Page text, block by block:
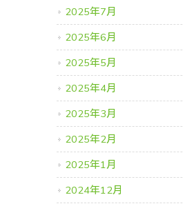
2025年7月
2025年6月
2025年5月
2025年4月
2025年3月
2025年2月
2025年1月
2024年12月